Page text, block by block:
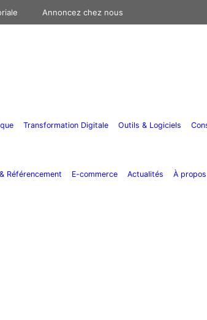
Annoncez chez nous
Transformation Digitale Outils & Logiciels
Référencement E-commerce Actualités À propos